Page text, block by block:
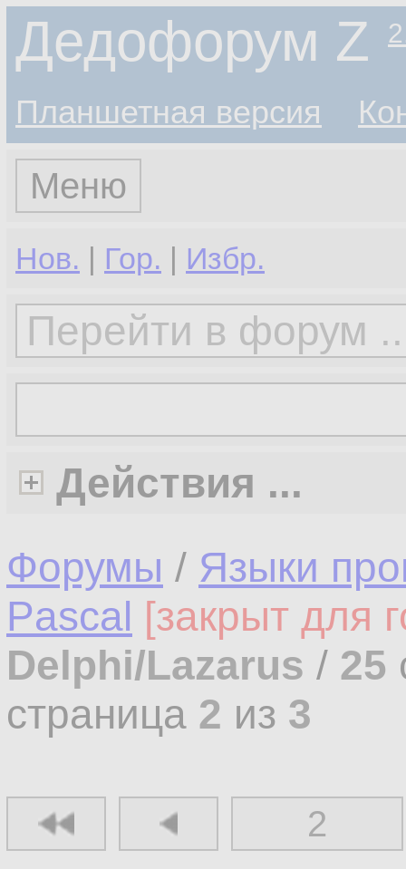
Дедофорум Z
Планшетная версия
Меню
Нов. | Гор. | Избр.
Действия ...
Форумы / Языки
Pascal [закрыт для
Delphi/Lazarus / 25
страница 2 из 3
2